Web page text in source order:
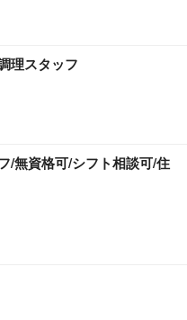
理スタッフ
/無資格可/シフト相談可/住